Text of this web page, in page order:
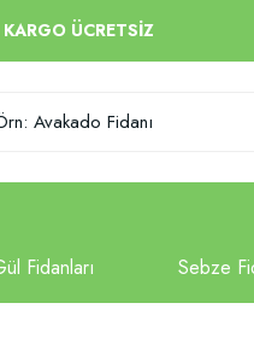
KARGO ÜCRETSİZ